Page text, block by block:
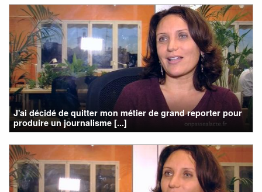
J'ai décidé de quitter mon métier de grand reporter pour
produire un journalisme [...]